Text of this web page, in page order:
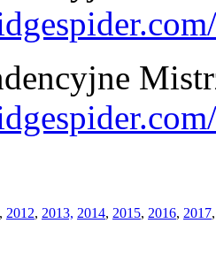
, 2012, 2013, 2014, 2015, 2016, 2017